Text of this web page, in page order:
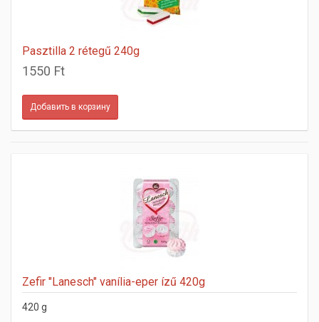
Pasztilla 2 rétegű 240g
1550 Ft
Zefir "Lanesch" vanília-eper ízű 420g
420 g